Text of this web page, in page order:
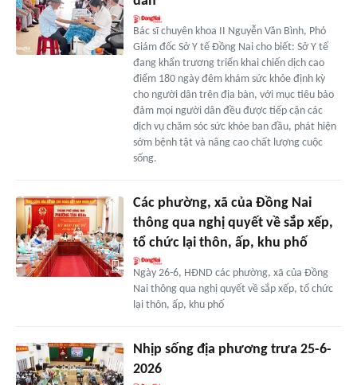
Bác sĩ chuyên khoa II Nguyễn Văn Bình, Phó
Giám đốc Sở Y tế Đồng Nai cho biết: Sở Y tế
đang khẩn trương triển khai chiến dịch cao
điểm 180 ngày đêm khám sức khỏe định kỳ
cho người dân trên địa bàn, với mục tiêu bảo
đảm mọi người dân đều được tiếp cận các
dịch vụ chăm sóc sức khỏe ban đầu, phát hiện
sớm bệnh tật và nâng cao chất lượng cuộc
sống.
Các phường, xã của Đồng Nai
thông qua nghị quyết về sắp xếp,
tổ chức lại thôn, ấp, khu phố
Ngày 26-6, HĐND các phường, xã của Đồng
Nai thông qua nghị quyết về sắp xếp, tổ chức
lại thôn, ấp, khu phố
Nhịp sống địa phương trưa 25-6-
2026